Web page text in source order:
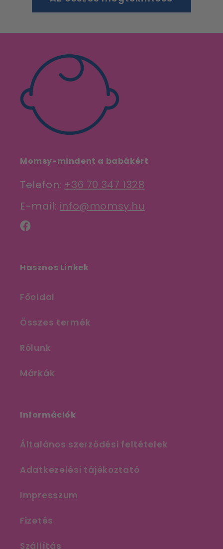
Momsy-mindent a babákért
Telefon: +36 70 347 1328
E-mail: info@momsy.hu
Facebook
Hasznos Linkek
Főoldal
Összes termék
Rólunk
Márkák
Információk
Általános szerződési feltételek
Adatkezelési tájékoztató
Impresszum
Fizetés
Szállítás